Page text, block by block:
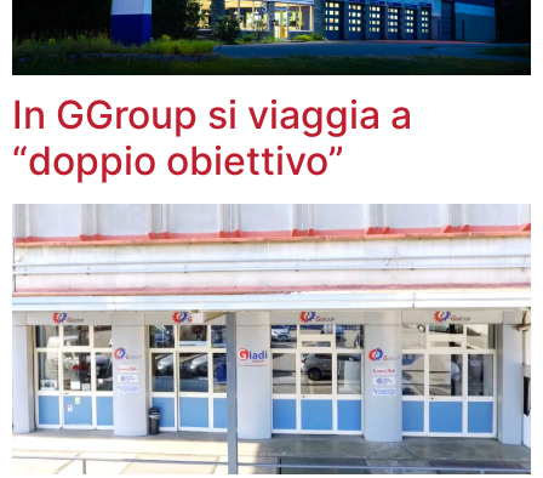
In GGroup si viaggia a
“doppio obiettivo”